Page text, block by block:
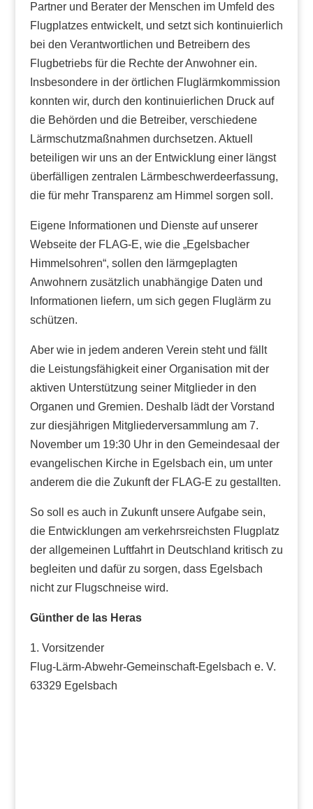
Partner und Berater der Menschen im Umfeld des
Flugplatzes entwickelt, und setzt sich kontinuierlich
bei den Verantwortlichen und Betreibern des
Flugbetriebs für die Rechte der Anwohner ein.
Insbesondere in der örtlichen Fluglärmkommission
konnten wir, durch den kontinuierlichen Druck auf
die Behörden und die Betreiber, verschiedene
Lärmschutzmaßnahmen durchsetzen. Aktuell
beteiligen wir uns an der Entwicklung einer längst
überfälligen zentralen Lärmbeschwerdeerfassung,
die für mehr Transparenz am Himmel sorgen soll.
Eigene Informationen und Dienste auf unserer
Webseite der FLAG-E, wie die „Egelsbacher
Himmelsohren“, sollen den lärmgeplagten
Anwohnern zusätzlich unabhängige Daten und
Informationen liefern, um sich gegen Fluglärm zu
schützen.
Aber wie in jedem anderen Verein steht und fällt
die Leistungsfähigkeit einer Organisation mit der
aktiven Unterstützung seiner Mitglieder in den
Organen und Gremien. Deshalb lädt der Vorstand
zur diesjährigen Mitgliederversammlung am 7.
November um 19:30 Uhr in den Gemeindesaal der
evangelischen Kirche in Egelsbach ein, um unter
anderem die die Zukunft der FLAG-E zu gestallten.
So soll es auch in Zukunft unsere Aufgabe sein,
die Entwicklungen am verkehrsreichsten Flugplatz
der allgemeinen Luftfahrt in Deutschland kritisch zu
begleiten und dafür zu sorgen, dass Egelsbach
nicht zur Flugschneise wird.
Günther de las Heras
1. Vorsitzender
Flug-Lärm-Abwehr-Gemeinschaft-Egelsbach e. V.
63329 Egelsbach